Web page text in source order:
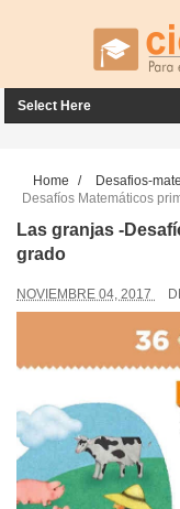
Home / Desafios-
Desafíos Matemáticos
Las granjas -
grado
NOVIEMBRE 04, 2017